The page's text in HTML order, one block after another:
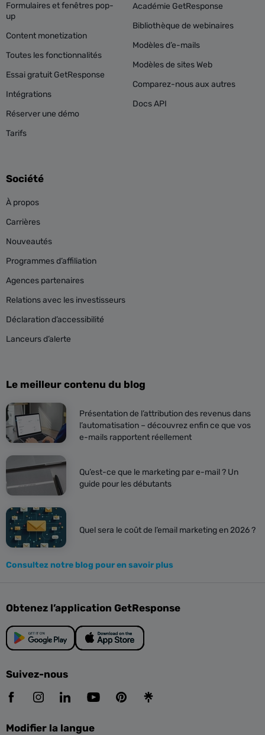
Formulaires et fenêtres pop-
up
Content monetization
Toutes les fonctionnalités
Essai gratuit GetResponse
Intégrations
Réserver une démo
Tarifs
Académie GetResponse
Bibliothèque de webinaires
Modèles d’e-mails
Modèles de sites Web
Comparez-nous aux autres
Docs API
Société
À propos
Carrières
Nouveautés
Programmes d’affiliation
Agences partenaires
Relations avec les investisseurs
Déclaration d’accessibilité
Lanceurs d’alerte
Le meilleur contenu du blog
Présentation de l’attribution des revenus dans
l’automatisation – découvrez enfin ce que vos
e-mails rapportent réellement
Qu’est-ce que le marketing par e-mail ? Un
guide pour les débutants
Quel sera le coût de l’email marketing en 2026 ?
Consultez notre blog pour en savoir plus
Obtenez l’application GetResponse
Suivez-nous
Modifier la langue